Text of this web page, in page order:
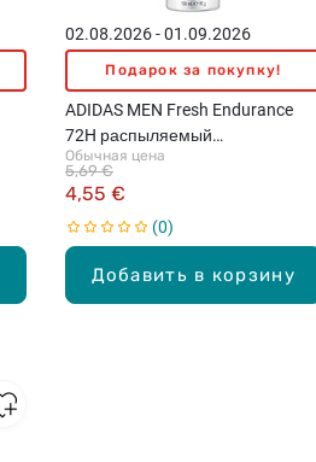
Добавить в корзину
02.08.2026 - 01.09.2026
Подарок за покупку!
ADIDAS MEN Fresh Endurance
72H распыляемый
антиперспирант, 150мл
Обычная цена
4,55 €
5,69 €
0